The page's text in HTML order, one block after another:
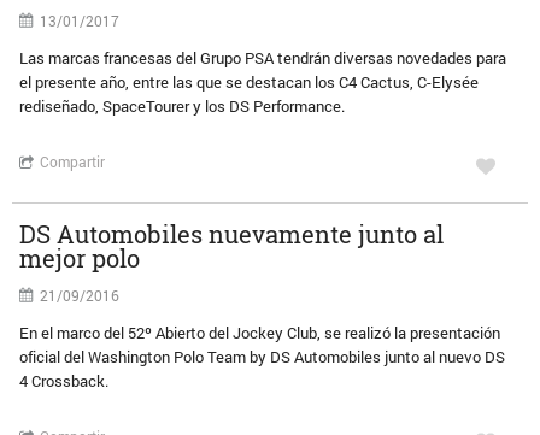
13/01/2017
Las marcas francesas del Grupo PSA tendrán diversas novedades para
el presente año, entre las que se destacan los C4 Cactus, C-Elysée
rediseñado, SpaceTourer y los DS Performance.
Compartir
DS Automobiles nuevamente junto al
mejor polo
21/09/2016
En el marco del 52º Abierto del Jockey Club, se realizó la presentación
oficial del Washington Polo Team by DS Automobiles junto al nuevo DS
4 Crossback.